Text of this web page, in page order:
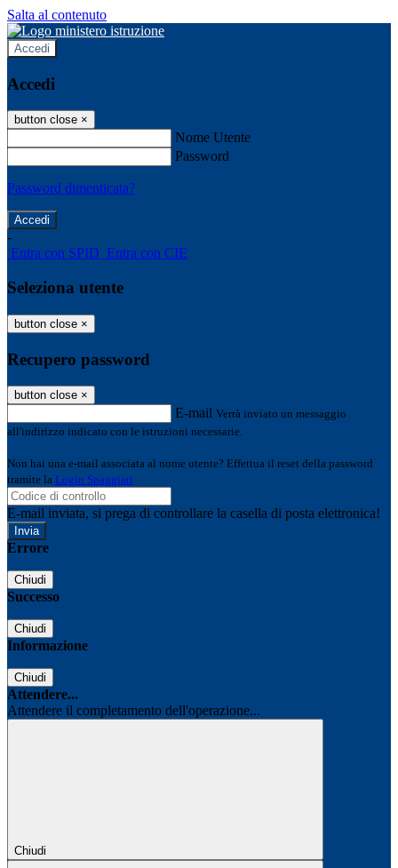
Salta al contenuto
Accedi
Accedi
button close ×
Nome Utente
Password
Password dimenticata?
-
Entra con SPID Entra con CIE
Seleziona utente
button close ×
Recupero password
button close ×
E-mail Verrà inviato un messaggio
all'indirizzo indicato con le istruzioni necessarie.
Non hai una e-mail associata al nome utente? Effettua il reset della password
tramite la Login Spaggiari
E-mail inviata, si prega di controllare la casella di posta elettronica!
Errore
Chiudi
Successo
Chiudi
Informazione
Chiudi
Attendere...
Attendere il completamento dell'operazione...
Chiudi